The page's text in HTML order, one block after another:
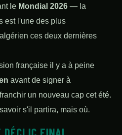
le Mondial 2026 — la
est l'une des plus
ces deux dernières
française il y a à peine
avant de signer à
un nouveau cap cet été.
s'il partira, mais où.